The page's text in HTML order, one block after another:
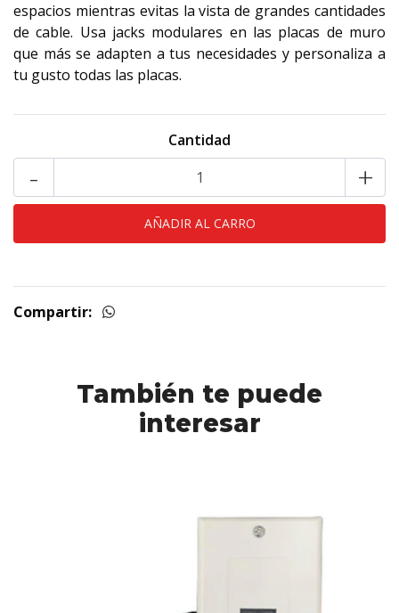
espacios mientras evitas la vista de grandes cantidades
de cable. Usa jacks modulares en las placas de muro
que más se adapten a tus necesidades y personaliza a
tu gusto todas las placas.
Cantidad
- +
Compartir:
También te puede
interesar